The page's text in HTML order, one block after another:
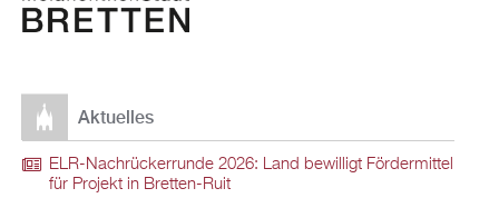
Aktuelles
ELR-Nachrückerrunde 2026: Land bewilligt Fördermittel
für Projekt in Bretten-Ruit